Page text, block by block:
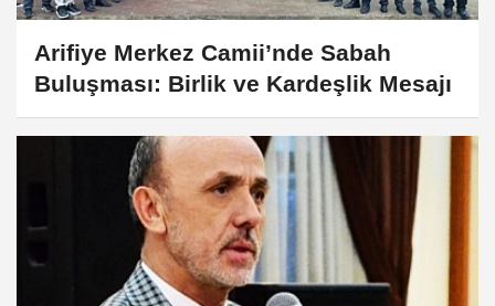
Arifiye Merkez Camii’nde Sabah
Buluşması: Birlik ve Kardeşlik Mesajı